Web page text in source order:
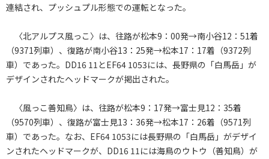
連結され、プッシュプル形態での運転となった。
〈北アルプス風っこ〉は、往路が松本9：00発→南小谷12：51着
（9371列車）、復路が南小谷13：25発→松本17：17着（9372列
車）であった。DD16 11とEF64 1053には、長野県の「白馬岳」が
デザインされたヘッドマークが掲出された。
〈風っこ善知鳥〉は、往路が松本9：17発→富士見12：35着
（9570列車）、復路が富士見13：36発→松本17：26着（9571列
車）であった。なお、EF64 1053には長野県の「白馬岳」がデザイ
ンされたヘッドマークが、DD16 11には海鳥のウトウ（善知鳥）が